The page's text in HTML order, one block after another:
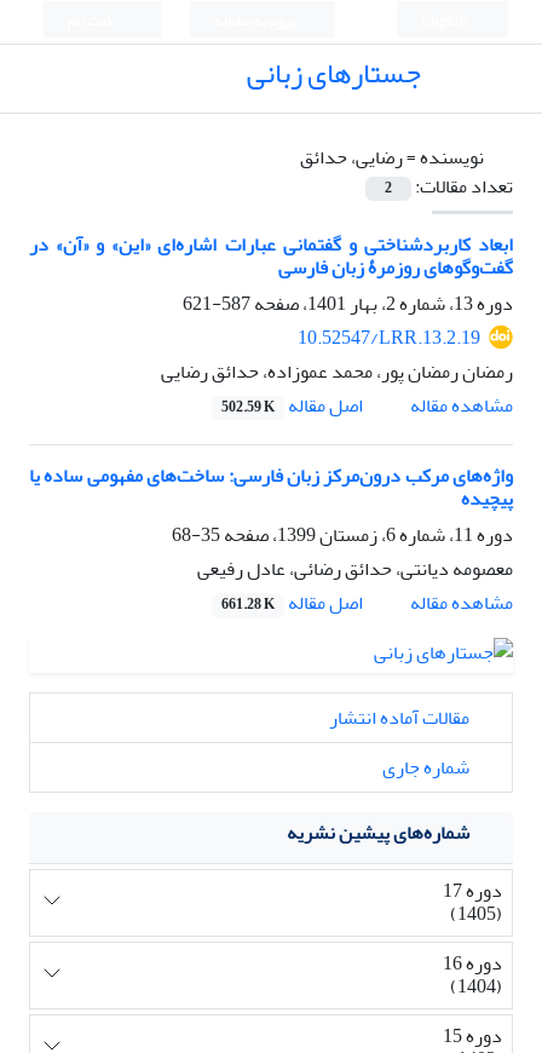
جستارهای زبانی
نویسنده =رضایی، حدائق
تعداد مقالات:
2
ابعاد کاربردشناختی و گفتمانی عبارات اشاره‌ای «این» و «آن» در
گفت‌وگوهای روزمرۀ زبان فارسی
دوره 13، شماره 2، بهار 1401، صفحه
587-621
10.52547/LRR.13.2.19
رمضان رمضان پور، محمد عموزاده، حدائق رضایی
مشاهده مقاله
اصل مقاله 502.59 K
واژه‌های مرکب درون‌مرکز زبان فارسی: ساخت‌های مفهومی ساده یا
پیچیده
دوره 11، شماره 6، زمستان 1399، صفحه
35-68
معصومه دیانتی، حدائق رضائی، عادل رفیعی
مشاهده مقاله
اصل مقاله 661.28 K
مقالات آماده انتشار
شماره جاری
شماره‌های پیشین نشریه
دوره 17
(1405)
دوره 16
(1404)
دوره 15